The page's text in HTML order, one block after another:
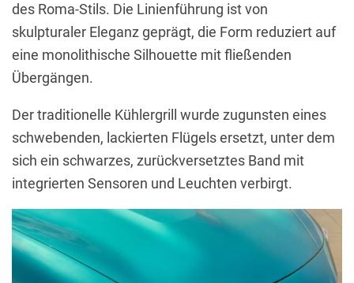
des Roma-Stils. Die Linienführung ist von
skulpturaler Eleganz geprägt, die Form reduziert auf
eine monolithische Silhouette mit fließenden
Übergängen.
Der traditionelle Kühlergrill wurde zugunsten eines
schwebenden, lackierten Flügels ersetzt, unter dem
sich ein schwarzes, zurückversetztes Band mit
integrierten Sensoren und Leuchten verbirgt.